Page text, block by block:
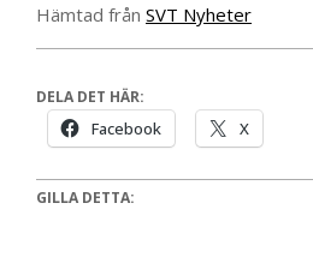
Hämtad från SVT Nyheter
DELA DET HÄR:
Facebook X
GILLA DETTA: